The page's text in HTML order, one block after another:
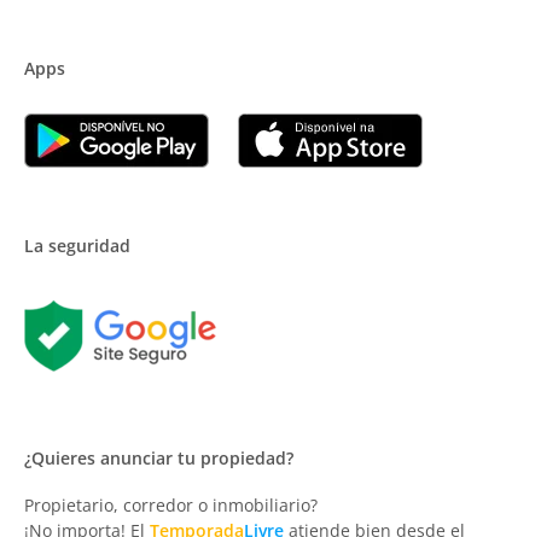
Apps
La seguridad
¿Quieres anunciar tu propiedad?
Propietario, corredor o inmobiliario?
¡No importa! El TemporadaLivre atiende bien desde el